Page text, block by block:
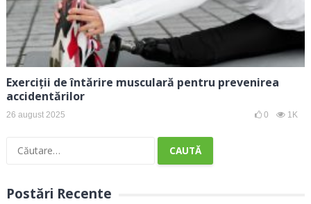
Exerciții de întărire musculară pentru prevenirea
accidentărilor
26 august 2025 0 1K
Caută
Postări Recente